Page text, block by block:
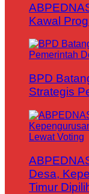
Kawal
BPD
Strategis
Desa,
Timur